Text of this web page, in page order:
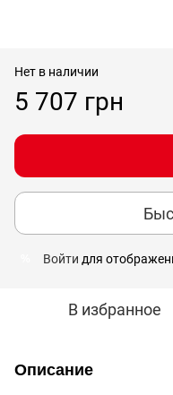
Нет в наличии
5 707 грн
Войти для
В избранное
Описание